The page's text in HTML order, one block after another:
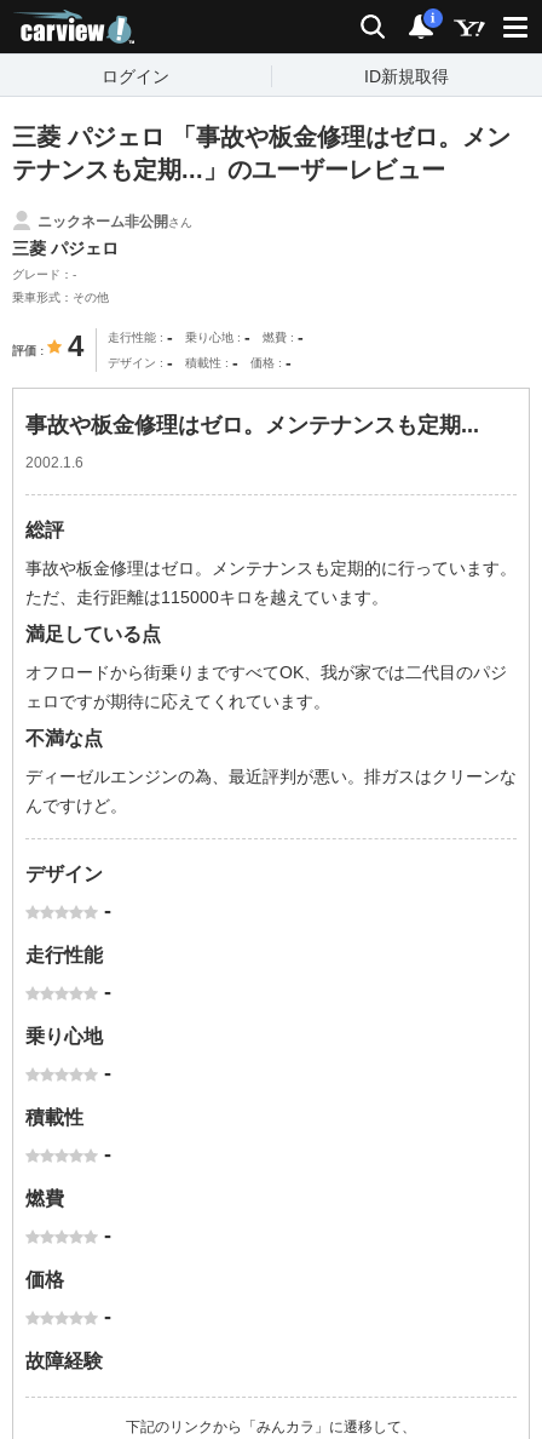
検索 通知
i
ログイン ID新規取得
三菱 パジェロ 「事故や板金修理はゼロ。メン
テナンスも定期...」のユーザーレビュー
ニックネーム非公開さん
三菱 パジェロ
グレード：-
乗車形式：その他
評価 4 走行性能 - 乗り心地 - 燃費 -
デザイン - 積載性 - 価格 -
事故や板金修理はゼロ。メンテナンスも定期...
2002.1.6
総評
事故や板金修理はゼロ。メンテナンスも定期的に行っています。
ただ、走行距離は115000キロを越えています。
満足している点
オフロードから街乗りまですべてOK、我が家では二代目のパジ
ェロですが期待に応えてくれています。
不満な点
ディーゼルエンジンの為、最近評判が悪い。排ガスはクリーンな
んですけど。
デザイン
-
走行性能
-
乗り心地
-
積載性
-
燃費
-
価格
-
故障経験
下記のリンクから「みんカラ」に遷移して、